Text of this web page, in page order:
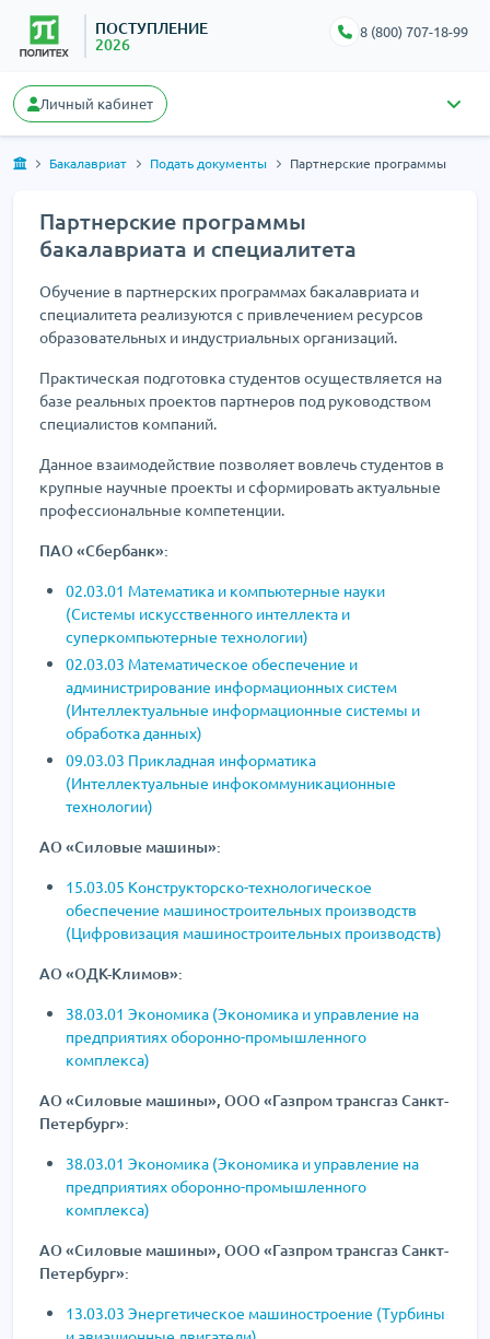
ПОСТУПЛЕНИЕ
2026
8 (800) 707-18-99
Личный кабинет
Бакалавриат Подать документы Партнерские программы
Партнерские программы
бакалавриата и специалитета
Обучение в партнерских программах бакалавриата и
специалитета реализуются с привлечением ресурсов
образовательных и индустриальных организаций.
Практическая подготовка студентов осуществляется на
базе реальных проектов партнеров под руководством
специалистов компаний.
Данное взаимодействие позволяет вовлечь студентов в
крупные научные проекты и сформировать актуальные
профессиональные компетенции.
ПАО «Сбербанк»:
02.03.01 Математика и компьютерные науки
(Системы искусственного интеллекта и
суперкомпьютерные технологии)
02.03.03 Математическое обеспечение и
администрирование информационных систем
(Интеллектуальные информационные системы и
обработка данных)
09.03.03 Прикладная информатика
(Интеллектуальные инфокоммуникационные
технологии)
АО «Силовые машины»:
15.03.05 Конструкторско-технологическое
обеспечение машиностроительных производств
(Цифровизация машиностроительных производств)
АО «ОДК-Климов»:
38.03.01 Экономика (Экономика и управление на
предприятиях оборонно-промышленного
комплекса)
АО «Силовые машины», ООО «Газпром трансгаз Санкт-
Петербург»:
38.03.01 Экономика (Экономика и управление на
предприятиях оборонно-промышленного
комплекса)
АО «Силовые машины», ООО «Газпром трансгаз Санкт-
Петербург»:
13.03.03 Энергетическое машиностроение (Турбины